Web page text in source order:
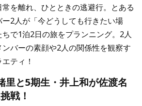
を離れ、ひとときの逃避行。とある
2人が「今どうしても行きたい場
で1泊2日の旅をプランニング。2人
バーの素顔や2人の関係性を観察す
ティ！
里と5期生・井上和が佐渡名
戦！